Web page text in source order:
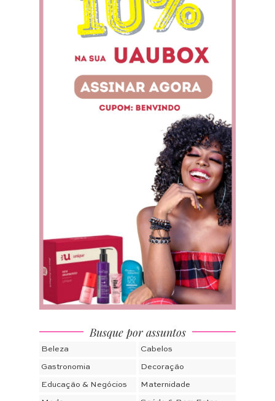
Busque por assuntos
Beleza Cabelos
Gastronomia Decoração
Educação & Negócios Maternidade